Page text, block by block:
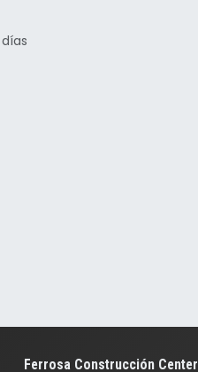
Ferrosa Construcción Center